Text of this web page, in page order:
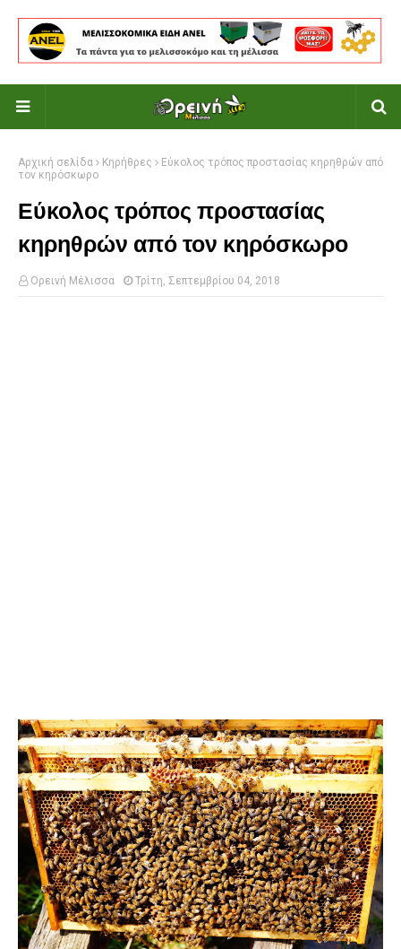
Αρχική σελίδα Κηρήθρες
Εύκολος τρόπος προστασίας κηρηθρών από
τον κηρόσκωρο
Εύκολος τρόπος προστασίας
κηρηθρών από τον κηρόσκωρο
Ορεινή Μέλισσα Τρίτη, Σεπτεμβρίου 04, 2018